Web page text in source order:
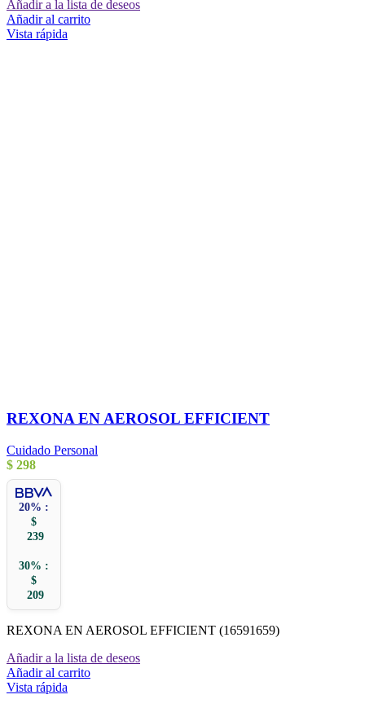
Añadir a la lista de deseos
Añadir al carrito
Vista rápida
REXONA EN AEROSOL EFFICIENT
Cuidado Personal
$ 298
20% :
$
239
30% :
$
209
REXONA EN AEROSOL EFFICIENT (16591659)
Añadir a la lista de deseos
Añadir al carrito
Vista rápida